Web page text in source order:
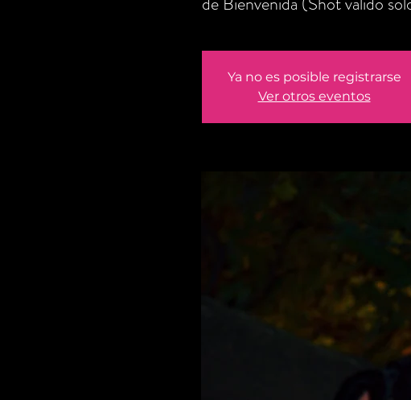
Ya no es posible registrarse
Ver otros eventos